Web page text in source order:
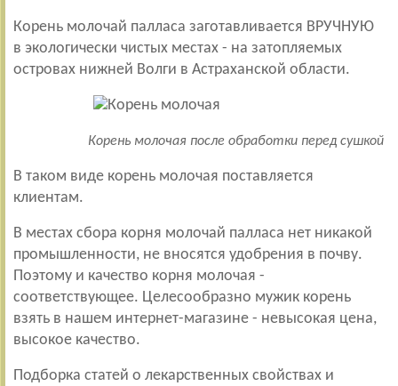
Корень молочай палласа заготавливается ВРУЧНУЮ
в экологически чистых местах - на затопляемых
островах нижней Волги в Астраханской области.
Корень молочая после обработки перед сушкой
В таком виде корень молочая поставляется
клиентам.
В местах сбора корня молочай палласа нет никакой
промышленности, не вносятся удобрения в почву.
Поэтому и качество корня молочая -
соответствующее. Целесообразно мужик корень
взять в нашем интернет-магазине - невысокая цена,
высокое качество.
Подборка статей о лекарственных свойствах и